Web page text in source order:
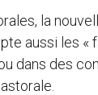
la
aussi les «
dans des